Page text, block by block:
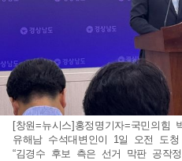
[창원=뉴시스]홍정명기자=국민의힘
유해남 수석대변인이 1일 오전 도
“김경수 후보 측은 선거 막판 공작